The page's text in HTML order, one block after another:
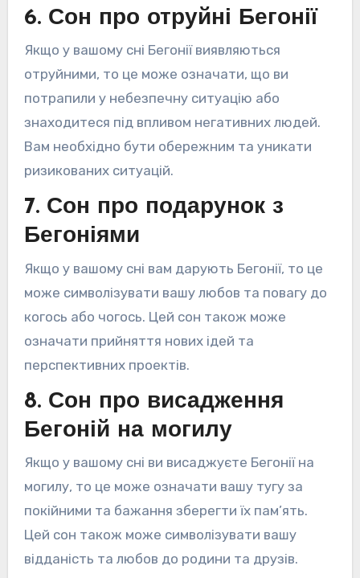
6. Сон про отруйні Бегонії
Якщо у вашому сні Бегонії виявляються
отруйними, то це може означати, що ви
потрапили у небезпечну ситуацію або
знаходитеся під впливом негативних людей.
Вам необхідно бути обережним та уникати
ризикованих ситуацій.
7. Сон про подарунок з
Бегоніями
Якщо у вашому сні вам дарують Бегонії, то це
може символізувати вашу любов та повагу до
когось або чогось. Цей сон також може
означати прийняття нових ідей та
перспективних проектів.
8. Сон про висадження
Бегоній на могилу
Якщо у вашому сні ви висаджуєте Бегонії на
могилу, то це може означати вашу тугу за
покійними та бажання зберегти їх пам’ять.
Цей сон також може символізувати вашу
відданість та любов до родини та друзів.